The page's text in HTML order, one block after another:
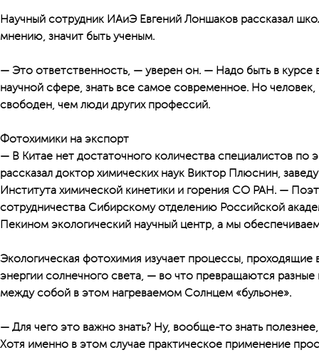
Научный сотрудник ИАиЭ Евгений Лоншаков рассказал
мнению, значит быть ученым.
— Это ответственность, — уверен он. — Надо быть в курсе
научной сфере, знать все самое современное. Но
свободен, чем люди других профессий.
Фотохимики на экспорт
— В Китае нет достаточного количества специалистов по
рассказал доктор химических наук Виктор Плюснин,
Института химической кинетики и горения СО РАН. —
сотрудничества Сибирскому отделению Российской
Пекином экологический научный центр, а мы
Экологическая фотохимия изучает процессы,
энергии солнечного света, — во что превращаются
между собой в этом нагреваемом Солнцем «бульоне».
— Для чего это важно знать? Ну, вообще-то знать
Хотя именно в этом случае практическое применение